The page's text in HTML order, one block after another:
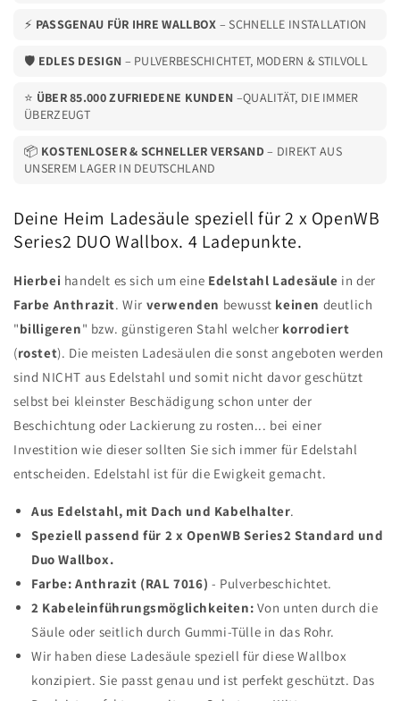
und
Kabelhaltern
Ständer
|
|
Stele
und
Kabelhaltern
Ständer
|
Stele
⚡ PASSGENAU FÜR IHRE WALLBOX – SCHNELLE INSTALLATION
🛡️ EDLES DESIGN – PULVERBESCHICHTET, MODERN & STILVOLL
⭐ ÜBER 85.000 ZUFRIEDENE KUNDEN –QUALITÄT, DIE IMMER
ÜBERZEUGT
📦 KOSTENLOSER & SCHNELLER VERSAND– DIREKT AUS
UNSEREM LAGER IN DEUTSCHLAND
Deine Heim Ladesäule speziell für 2 x OpenWB
Series2 DUO Wallbox. 4 Ladepunkte.
Hierbei handelt es sich um eine Edelstahl Ladesäule in der
Farbe Anthrazit. Wir verwenden bewusst keinen deutlich
"billigeren" bzw. günstigeren Stahl welcher korrodiert
(rostet). Die meisten Ladesäulen die sonst angeboten werden
sind NICHT aus Edelstahl und somit nicht davor geschützt
selbst bei kleinster Beschädigung schon unter der
Beschichtung oder Lackierung zu rosten... bei einer
Investition wie dieser sollten Sie sich immer für Edelstahl
entscheiden. Edelstahl ist für die Ewigkeit gemacht.
Aus Edelstahl, mit Dach und Kabelhalter.
Speziell passend für 2 x OpenWB Series2 Standard und
Duo Wallbox.
Farbe: Anthrazit (RAL 7016) - Pulverbeschichtet.
2 Kabeleinführungsmöglichkeiten: Von unten durch die
Säule oder seitlich durch Gummi-Tülle in das Rohr.
Wir haben diese Ladesäule speziell für diese Wallbox
konzipiert. Sie passt genau und ist perfekt geschützt. Das